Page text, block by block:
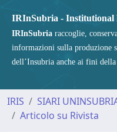
IRInSubria - Institutional
IRInSubria raccoglie,
informazioni sulla produzione
dell’Insubria anche ai fini
IRIS SIARI
Articolo su Rivista